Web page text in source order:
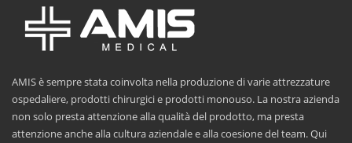
AMIS è sempre stata coinvolta nella produzione di varie attrezzature
ospedaliere, prodotti chirurgici e prodotti monouso. La nostra azienda
non solo presta attenzione alla qualità del prodotto, ma presta
attenzione anche alla cultura aziendale e alla coesione del team. Qui